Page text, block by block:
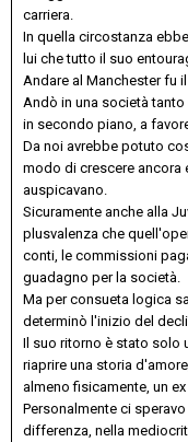
carriera.
In quella circostanza
lui che tutto il suo
Andare al Manchester fu
Andò in una società
in secondo piano, a
Da noi avrebbe potuto
modo di crescere ancora
auspicavano.
Sicuramente anche alla
plusvalenza che
conti, le commissioni
guadagno per la società.
Ma per consueta logica
determinò l'inizio del
Il suo ritorno è stato solo
riaprire una storia
almeno fisicamente, un
Personalmente ci
differenza, nella